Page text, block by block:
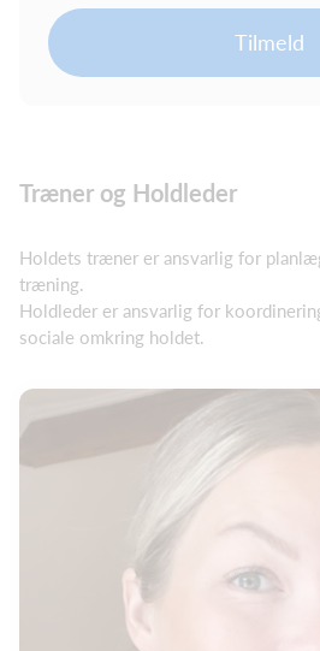
Tilmeld
Træner og Holdleder
Holdets træner er ansvarlig for
træning.
Holdleder er ansvarlig for
sociale omkring holdet.